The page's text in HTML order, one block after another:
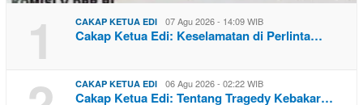
1 CAKAP KETUA EDI 07 Agu 2026 - 14:09 WIB
Cakap Ketua Edi: Keselamatan di Perlinta…
CAKAP KETUA EDI 06 Agu 2026 - 02:22 WIB
Cakap Ketua Edi: Tentang Tragedy Kebakar…